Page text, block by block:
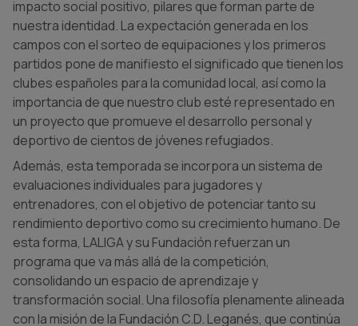
impacto social positivo, pilares que forman parte de
nuestra identidad. La expectación generada en los
campos con el sorteo de equipaciones y los primeros
partidos pone de manifiesto el significado que tienen los
clubes españoles para la comunidad local, así como la
importancia de que nuestro club esté representado en
un proyecto que promueve el desarrollo personal y
deportivo de cientos de jóvenes refugiados.
Además, esta temporada se incorpora un sistema de
evaluaciones individuales para jugadores y
entrenadores, con el objetivo de potenciar tanto su
rendimiento deportivo como su crecimiento humano. De
esta forma, LALIGA y su Fundación refuerzan un
programa que va más allá de la competición,
consolidando un espacio de aprendizaje y
transformación social. Una filosofía plenamente alineada
con la misión de la Fundación C.D. Leganés, que continúa